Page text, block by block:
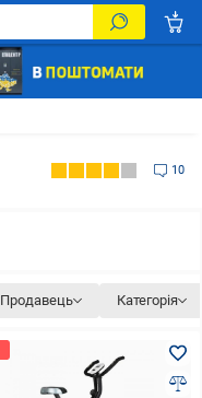
10
Продавець Категорія